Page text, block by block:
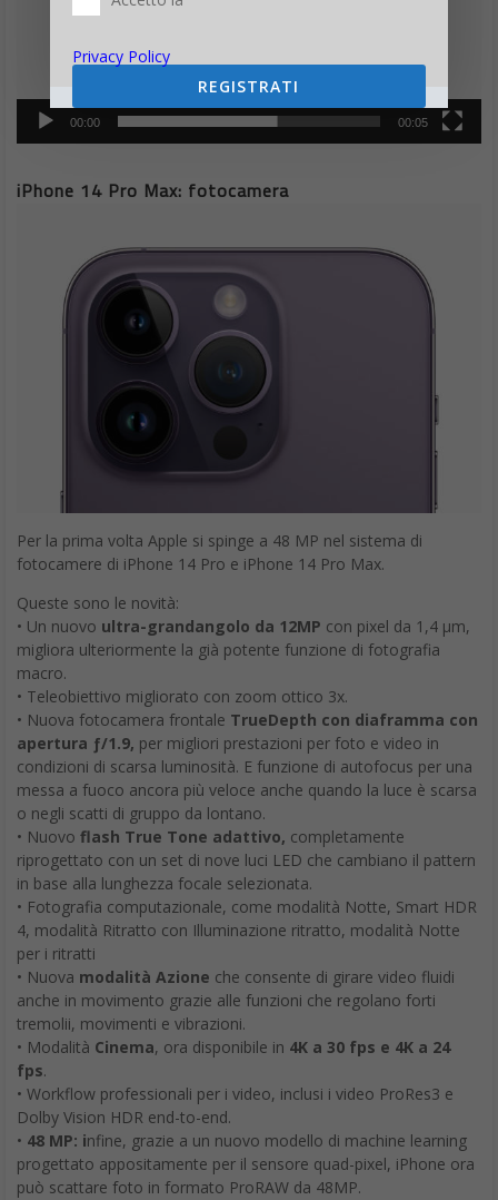
00:00 00:05
iPhone 14 Pro Max: fotocamera
Per la prima volta Apple si spinge a 48 MP nel sistema di
fotocamere di iPhone 14 Pro e iPhone 14 Pro Max.
Queste sono le novità:
• Un nuovo ultra-grandangolo da 12MP con pixel da 1,4 µm,
migliora ulteriormente la già potente funzione di fotografia
macro.
• Teleobiettivo migliorato con zoom ottico 3x.
• Nuova fotocamera frontale TrueDepth con diaframma con
apertura ƒ/1.9, per migliori prestazioni per foto e video in
condizioni di scarsa luminosità. E funzione di autofocus per una
messa a fuoco ancora più veloce anche quando la luce è scarsa
o negli scatti di gruppo da lontano.
• Nuovo flash True Tone adattivo, completamente
riprogettato con un set di nove luci LED che cambiano il pattern
in base alla lunghezza focale selezionata.
• Fotografia computazionale, come modalità Notte, Smart HDR
4, modalità Ritratto con Illuminazione ritratto, modalità Notte
per i ritratti
• Nuova modalità Azione che consente di girare video fluidi
anche in movimento grazie alle funzioni che regolano forti
tremolii, movimenti e vibrazioni.
• Modalità Cinema, ora disponibile in 4K a 30 fps e 4K a 24
fps.
• Workflow professionali per i video, inclusi i video ProRes3 e
Dolby Vision HDR end-to-end.
• 48 MP: infine, grazie a un nuovo modello di machine learning
progettato appositamente per il sensore quad-pixel, iPhone ora
può scattare foto in formato ProRAW da 48MP.
Privacy Policy
REGISTRATI